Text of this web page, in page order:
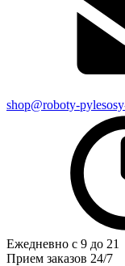
shop@roboty-
Ежедневно с 9 до 21
Прием заказов 24/7